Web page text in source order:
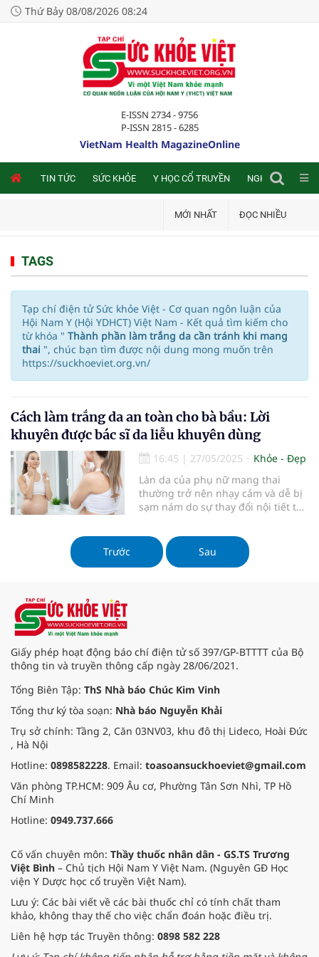
Thứ Bảy 08/08/2026 08:24
E-ISSN 2734 - 9756
P-ISSN 2815 - 6285
VietNam Health MagazineOnline
TIN TỨC SỨC KHỎE Y HỌC CỔ TRUYỀN NGHIÊN CỨU
MỚI NHẤT ĐỌC NHIỀU
TAGS
Tạp chí điện tử Sức khỏe Việt - Cơ quan ngôn luận của
Hội Nam Y (Hội YDHCT) Việt Nam - Kết quả tìm kiếm cho
từ khóa " Thành phần làm trắng da cần tránh khi mang
thai ", chúc bạn tìm được nội dung mong muốn trên
https://suckhoeviet.org.vn/
Cách làm trắng da an toàn cho bà bầu: Lời
khuyên được bác sĩ da liễu khuyên dùng
16:45 | 27/05/2025
Khỏe - Đẹp
Làn da của phụ nữ mang thai
thường trở nên nhạy cảm và dễ bị
sạm nám do sự thay đổi nội tiết tố.
trắng da an toàn cho bà bầu trở
thành mối quan tâm hàng đầu của
nhiều mẹ bầu. Bài viết này sẽ cung
Trước Sau
Giấy phép hoạt động báo chí điện tử số 397/GP-BTTTT của Bộ
thông tin và truyền thông cấp ngày 28/06/2021.
Tổng Biên Tập: ThS Nhà báo Chúc Kim Vinh
Tổng thư ký tòa soạn: Nhà báo Nguyễn Khải
Trụ sở chính: Tầng 2, Căn 03NV03, khu đô thị Lideco, Hoài Đức
, Hà Nội
Hotline: 0898582228. Email: toasoansuckhoeviet@gmail.com
Văn phòng TP.HCM: 909 Âu cơ, Phường Tân Sơn Nhì, TP Hồ
Chí Minh
Hotline: 0949.737.666
Cố vấn chuyên môn: Thầy thuốc nhân dân - GS.TS Trương
Việt Bình – Chủ tịch Hội Nam Y Việt Nam. (Nguyên GĐ Học
viện Y Dược học cổ truyền Việt Nam).
Lưu ý: Các bài viết về các bài thuốc chỉ có tính chất tham
khảo, không thay thế cho việc chẩn đoán hoặc điều trị.
Liên hệ hợp tác Truyền thông: 0898 582 228